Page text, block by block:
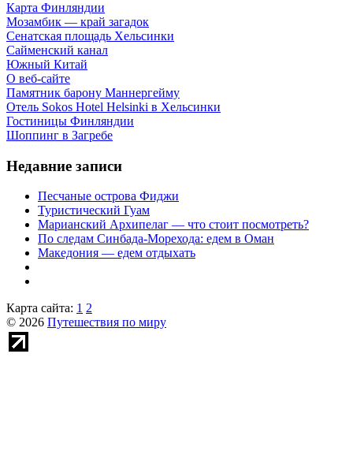
Карта Финляндии
Мозамбик — край загадок
Сенатская площадь Хельсинки
Сайменский канал
Южный Китай
О веб-сайте
Памятник барону Маннергейму
Отель Sokos Hotel Helsinki в Хельсинки
Гостиницы Финляндии
Шоппинг в Загребе
Недавние записи
Песчаные острова Фиджи
Туристический Гуам
Марианский Архипелаг — что стоит посмотреть?
По следам Синбада-Морехода: едем в Оман
Македония — едем отдыхать
Карта сайта: 1 2
© 2026 Путешествия по миру